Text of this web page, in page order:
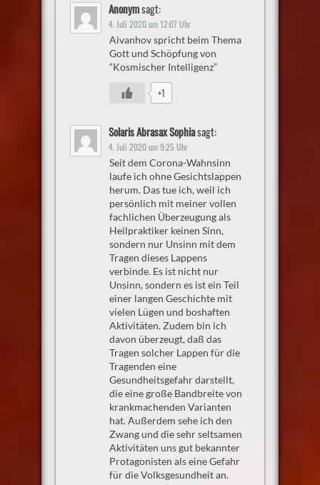
Anonymsagt:
4. Juli 2020 um 12:07 Uhr
Aivanhov spricht beim Thema
Gott und Schöpfung von
“Kosmischer Intelligenz”
+1
Solaris Abrasax Sophiasagt:
4. Juli 2020 um 9:25 Uhr
Seit dem Corona-Wahnsinn
laufe ich ohne Gesichtslappen
herum. Das tue ich, weil ich
persönlich mit meiner vollen
fachlichen Überzeugung als
Heilpraktiker keinen Sinn,
sondern nur Unsinn mit dem
Tragen dieses Lappens
verbinde. Es ist nicht nur
Unsinn, sondern es ist ein Teil
einer langen Geschichte mit
vielen Lügen und boshaften
Aktivitäten. Zudem bin ich
davon überzeugt, daß das
Tragen solcher Lappen für die
Tragenden eine
Gesundheitsgefahr darstellt,
die eine große Bandbreite von
krankmachenden Varianten
hat. Außerdem sehe ich den
Zwang und die sehr seltsamen
Aktivitäten uns gut bekannter
Protagonisten als eine Gefahr
für die Volksgesundheit an.